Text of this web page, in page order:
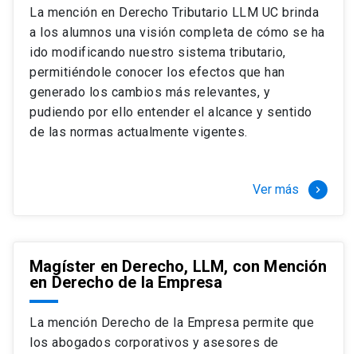
completamente a la actividad de graduación de
diciembre a marzo.
2 cursos mínimos (10 créditos) Primer
semestre
+ 5 cursos a elección (50 créditos) Primer
semestre
+ 4 cursos a elección (40 créditos)
tres meses a tiempo completo (20
La mención en Derecho Tributario LLM UC brinda
a los alumnos una visión completa de cómo se ha
ido modificando nuestro sistema tributario,
permitiéndole conocer los efectos que han
generado los cambios más relevantes, y
pudiendo por ello entender el alcance y sentido
de las normas actualmente vigentes.
Ver más keyboard_arrow_right
Magíster en Derecho, LLM, con Mención
en Derecho de la Empresa
La mención Derecho de la Empresa permite que
los abogados corporativos y asesores de